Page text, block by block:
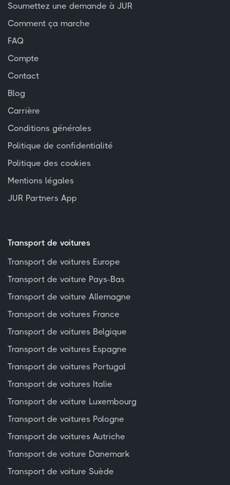
Soumettez une demande à JUR
Comment ça marche
FAQ
Compte
Contact
Blog
Carrière
Conditions générales
Politique de confidentialité
Politique des cookies
Mentions légales
JUR Partners App
Transport de voitures
Transport de voitures Europe
Transport de voiture Pays-Bas
Transport de voiture Allemagne
Transport de voitures France
Transport de voitures Belgique
Transport de voitures Espagne
Transport de voitures Portugal
Transport de voitures Italie
Transport de voiture Luxembourg
Transport de voitures Pologne
Transport de voitures Autriche
Transport de voiture Danemark
Transport de voiture Suède